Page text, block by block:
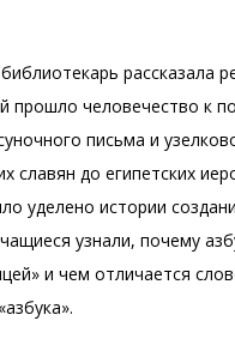
рассказала
прошло человечество к
письма и
славян до египетских
уделено истории
узнали, почему
и чем отличается